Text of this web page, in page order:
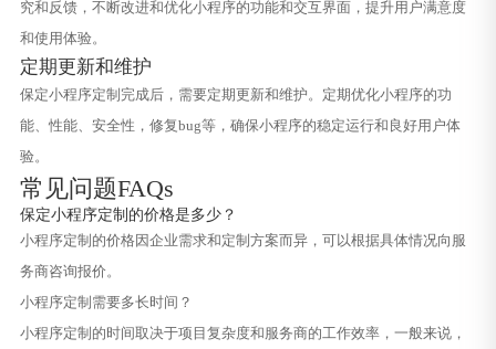
究和反馈，不断改进和优化小程序的功能和交互界面，提升用户满意度
和使用体验。
定期更新和维护
保定小程序定制完成后，需要定期更新和维护。定期优化小程序的功
能、性能、安全性，修复bug等，确保小程序的稳定运行和良好用户体
验。
常见问题FAQs
保定小程序定制的价格是多少？
小程序定制的价格因企业需求和定制方案而异，可以根据具体情况向服
务商咨询报价。
小程序定制需要多长时间？
小程序定制的时间取决于项目复杂度和服务商的工作效率，一般来说，